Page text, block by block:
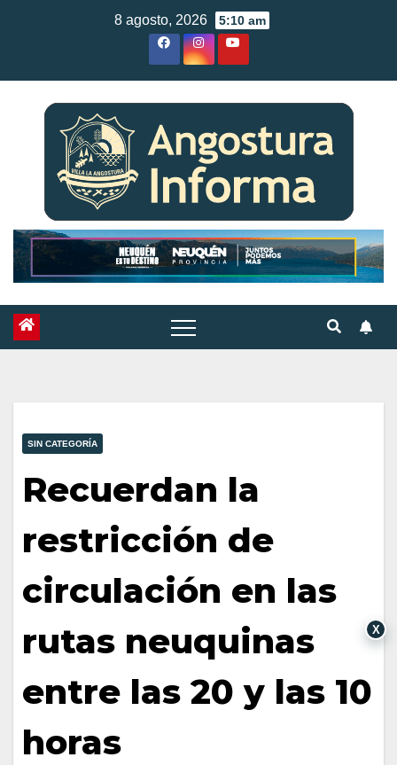
8 agosto, 2026 5:10 am
SIN CATEGORÍA
Recuerdan la
restricción de
circulación en las
rutas neuquinas
entre las 20 y las 10
horas
X